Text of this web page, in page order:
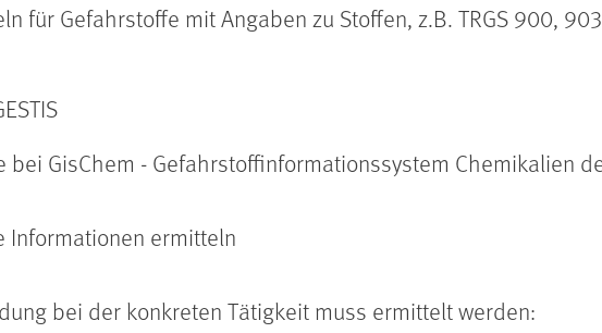
für Gefahrstoffe mit Angaben zu Stoffen, z.B. TRGS 900,
bei GisChem - Gefahrstoffinformationssystem Chemikalien
Informationen ermitteln
bei der konkreten Tätigkeit muss ermittelt werden: